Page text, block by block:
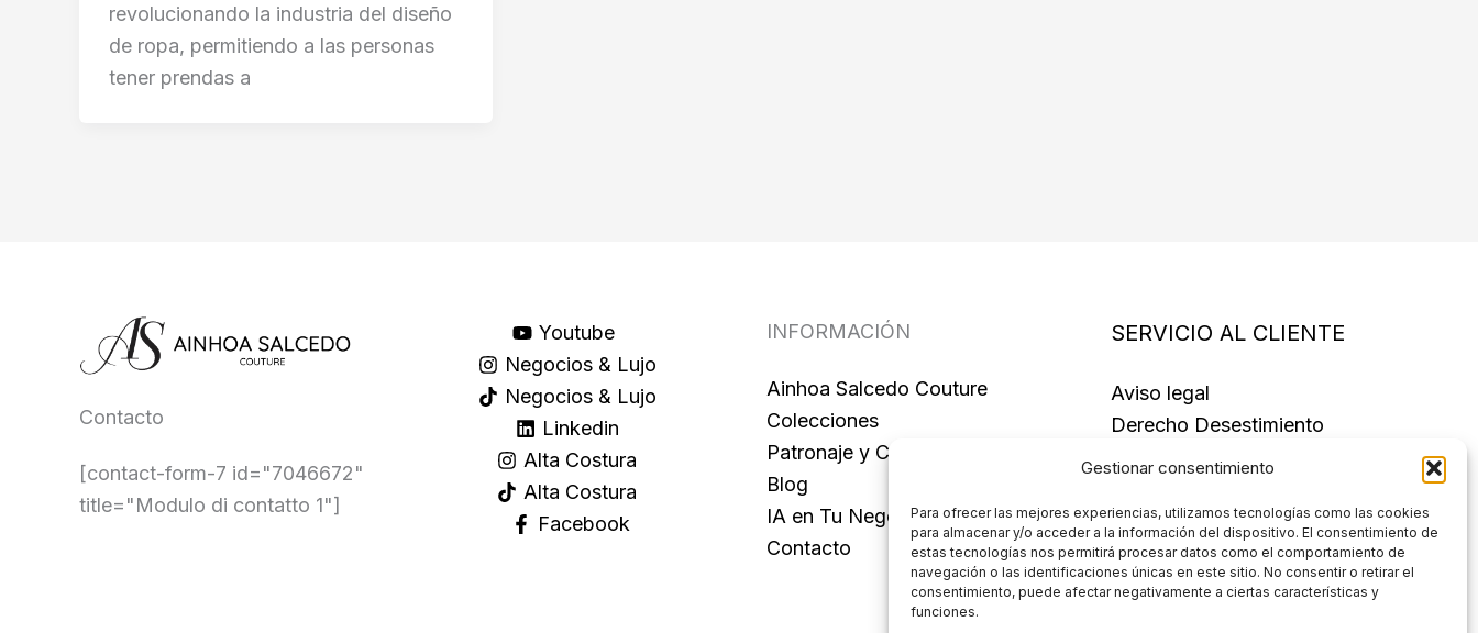
Gestionar consentimiento
Para ofrecer las mejores experiencias, utilizamos tecnologías como las cookies
para almacenar y/o acceder a la información del dispositivo. El consentimiento de
estas tecnologías nos permitirá procesar datos como el comportamiento de
navegación o las identificaciones únicas en este sitio. No consentir o retirar el
consentimiento, puede afectar negativamente a ciertas características y
funciones.
revolucionando la industria del diseño
de ropa, permitiendo a las personas
tener prendas a
Contacto
[contact-form-7 id="7046672"
title="Modulo di contatto 1"]
Youtube
Negocios & Lujo
Negocios & Lujo
Linkedin
Alta Costura
Alta Costura
Facebook
INFORMACIÓN
Ainhoa Salcedo Couture
Colecciones
Patronaje y Costura
Blog
IA en Tu Negocio
Contacto
SERVICIO AL CLIENTE
Aviso legal
Derecho Desestimiento
Política de Cookies
Términos y condiciones